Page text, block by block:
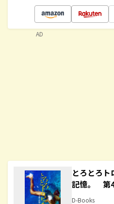
とろとろ
記憶。 第
D-Books
AD